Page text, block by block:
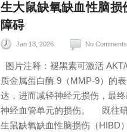
生大鼠缺氧缺血性脑
障碍
Jan 13, 2026 No Comments
图片注释：褪黑素可激活
质金属蛋白酶 9（MMP-9）的
达，进而减轻神经元损伤，最
神经血管单元的损伤。 既往
生鼠缺氧缺血性脑损伤（HIBD